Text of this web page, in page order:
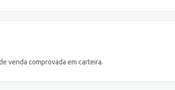
venda comprovada em carteira.